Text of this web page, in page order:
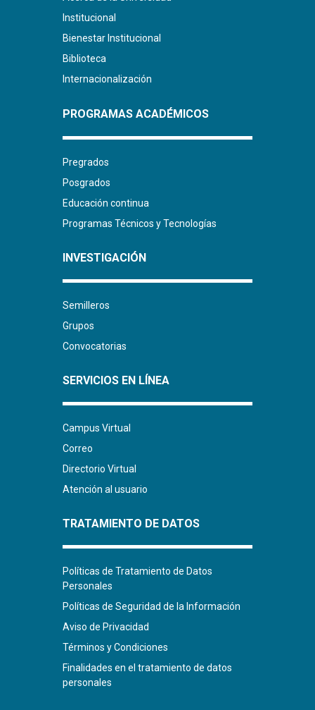
Institucional
Bienestar Institucional
Biblioteca
Internacionalización
PROGRAMAS ACADÉMICOS
Pregrados
Posgrados
Educación continua
Programas Técnicos y Tecnologías
INVESTIGACIÓN
Semilleros
Grupos
Convocatorias
SERVICIOS EN LÍNEA
Campus Virtual
Correo
Directorio Virtual
Atención al usuario
TRATAMIENTO DE DATOS
Políticas de Tratamiento de Datos
Personales
Políticas de Seguridad de la Información
Aviso de Privacidad
Términos y Condiciones
Finalidades en el tratamiento de datos
personales